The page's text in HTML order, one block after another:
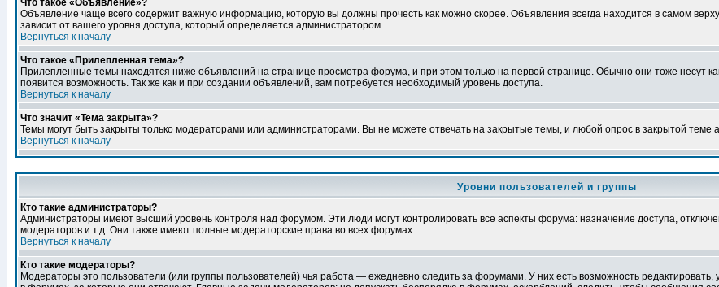
Что такое «Объявление»?
Объявление чаще всего содержит важную информацию, которую вы должны прочесть как можно скорее. Объявления всегда находится в самом
зависит от вашего уровня доступа, который определяется администратором.
Вернуться к началу
Что такое «Прилепленная тема»?
Прилепленные темы находятся ниже объявлений на странице просмотра форума, и при этом только на первой странице. Обычно они тоже несут
появится возможность. Так же как и при создании объявлений, вам потребуется необходимый уровень доступа.
Вернуться к началу
Что значит «Тема закрыта»?
Темы могут быть закрыты только модераторами или администраторами. Вы не можете отвечать на закрытые темы, и любой опрос в закрытой
Вернуться к началу
Уровни пользователей и группы
Кто такие администраторы?
Администраторы имеют высший уровень контроля над форумом. Эти люди могут контролировать все аспекты форума: назначение доступа,
модераторов и т.д. Они также имеют полные модераторские права во всех форумах.
Вернуться к началу
Кто такие модераторы?
Модераторы это пользователи (или группы пользователей) чья работа — ежедневно следить за форумами. У них есть возможность